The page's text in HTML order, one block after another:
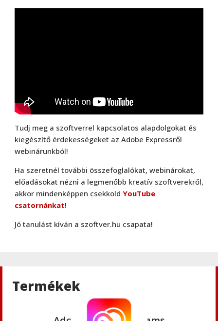
Tudj meg a szoftverrel kapcsolatos alapdolgokat és
kiegészítő érdekességeket az Adobe Expressről
webinárunkból!
Ha szeretnél további összefoglalókat, webinárokat,
előadásokat nézni a legmenőbb kreatív szoftverekről,
akkor mindenképpen csekkold YouTube
csatornánkat!
Jó tanulást kíván a szoftver.hu csapata!
Termékek
Adobe,Adobe(creative)